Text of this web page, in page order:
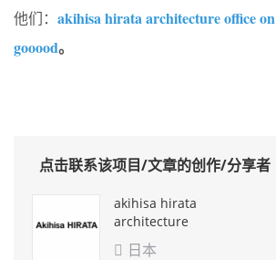
他们： akihisa hirata architecture office on
gooood。
点击联系该项目/文章的创作/分享者
akihisa hirata
architecture
office
 日本